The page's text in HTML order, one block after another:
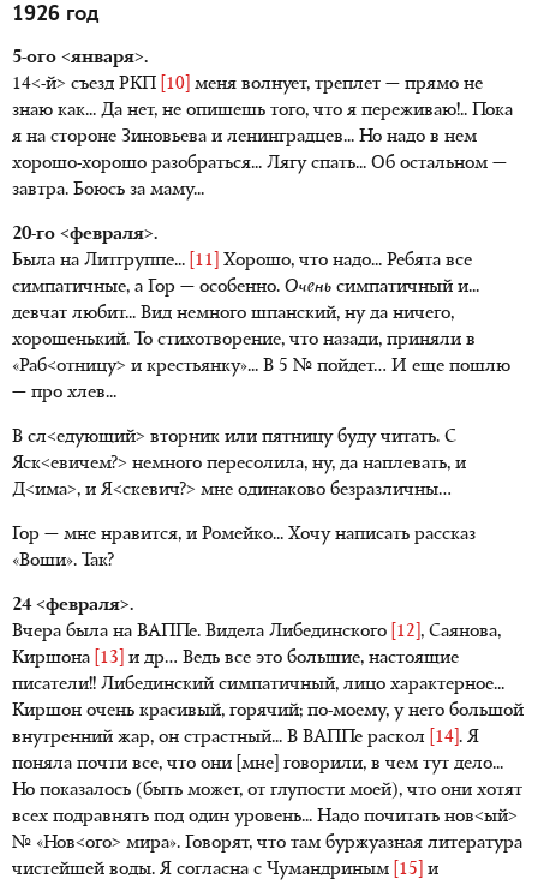
1926 год
5-ого <января>.
14<-й> съезд РКП [10] меня волнует, треплет — прямо не
знаю как... Да нет, не опишешь того, что я переживаю!.. Пока
я на стороне Зиновьева и ленинградцев... Но надо в нем
хорошо-хорошо разобраться... Лягу спать... Об остальном —
завтра. Боюсь за маму...
20-го <февраля>.
Была на Литгруппе... [11] Хорошо, что надо... Ребята все
симпатичные, а Гор — особенно. Очень симпатичный и...
девчат любит... Вид немного шпанский, ну да ничего,
хорошенький. То стихотворение, что назади, приняли в
«Раб<отницу> и крестьянку»... В 5 № пойдет… И еще пошлю
— про хлев...
В сл<едующий> вторник или пятницу буду читать. С
Яск<евичем?> немного пересолила, ну, да наплевать, и
Д<има>, и Я<скевич?> мне одинаково безразличны…
Гор — мне нравится, и Ромейко... Хочу написать рассказ
«Воши». Так?
24 <февраля>.
Вчера была на ВАППе. Видела Либединского [12] , Саянова,
Киршона [13] и др… Ведь все это большие, настоящие
писатели!! Либединский симпатичный, лицо характерное...
Киршон очень красивый, горячий; по-моему, у него большой
внутренний жар, он страстный... В ВАППе раскол
[14] . Я
поняла почти все, что они [мне] говорили, в чем тут дело...
Но показалось (быть может, от глупости моей), что они хотят
всех подравнять под один уровень... Надо почитать нов<ый>
№ «Нов<ого> мира». Говорят, что там буржуазная литература
чистейшей воды. Я согласна с Чумандриным [15] и